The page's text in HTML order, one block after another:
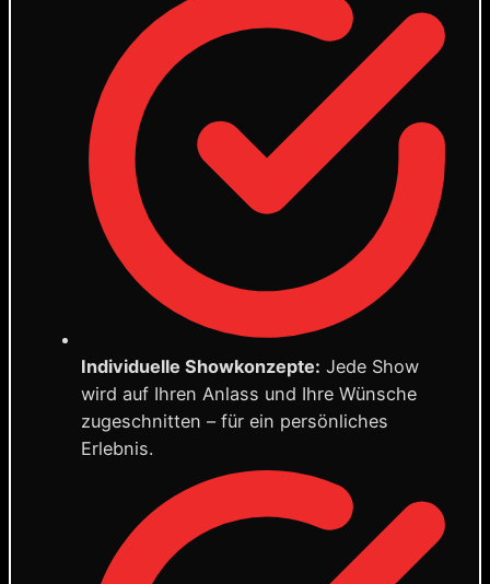
Individuelle Showkonzepte: Jede Show
wird auf Ihren Anlass und Ihre Wünsche
zugeschnitten – für ein persönliches
Erlebnis.